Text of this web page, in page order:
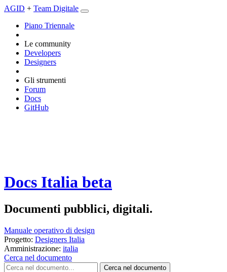
AGID + Team Digitale
Piano Triennale
Le community
Developers
Designers
Gli strumenti
Forum
Docs
GitHub
Docs Italia beta
Documenti pubblici, digitali.
Manuale operativo di design
Progetto: Designers Italia
Amministrazione: italia
Cerca nel documento
Cerca nel documento